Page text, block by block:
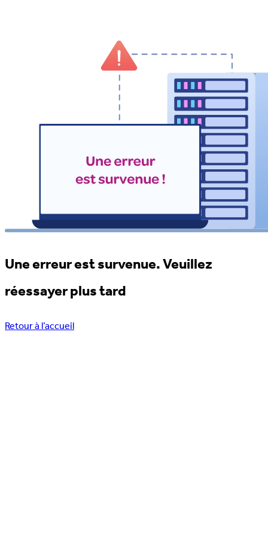
Une erreur est survenue. Veuillez
réessayer plus tard
Retour à l’accueil